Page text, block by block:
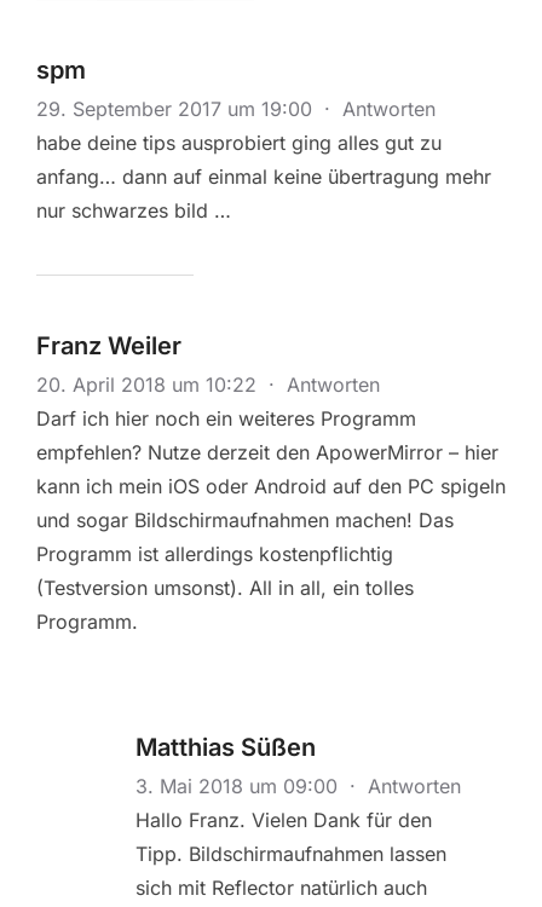
spm
29. September 2017 um 19:00 · Antworten
habe deine tips ausprobiert ging alles gut zu
anfang… dann auf einmal keine übertragung mehr
nur schwarzes bild …
Franz Weiler
20. April 2018 um 10:22 · Antworten
Darf ich hier noch ein weiteres Programm
empfehlen? Nutze derzeit den ApowerMirror – hier
kann ich mein iOS oder Android auf den PC spigeln
und sogar Bildschirmaufnahmen machen! Das
Programm ist allerdings kostenpflichtig
(Testversion umsonst). All in all, ein tolles
Programm.
Matthias Süßen
3. Mai 2018 um 09:00 · Antworten
Hallo Franz. Vielen Dank für den
Tipp. Bildschirmaufnahmen lassen
sich mit Reflector natürlich auch